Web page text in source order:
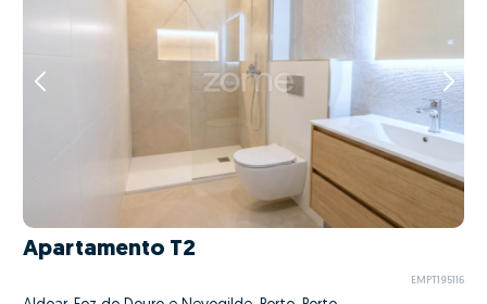
Apartamento T2
EMPT195116